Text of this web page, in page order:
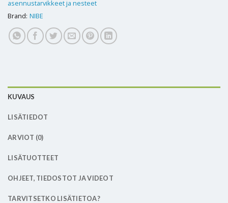
asennustarvikkeet ja nesteet
Brand: NIBE
KUVAUS
LISÄTIEDOT
ARVIOT (0)
LISÄTUOTTEET
OHJEET, TIEDOSTOT JA VIDEOT
TARVITSETKO LISÄTIETOA?